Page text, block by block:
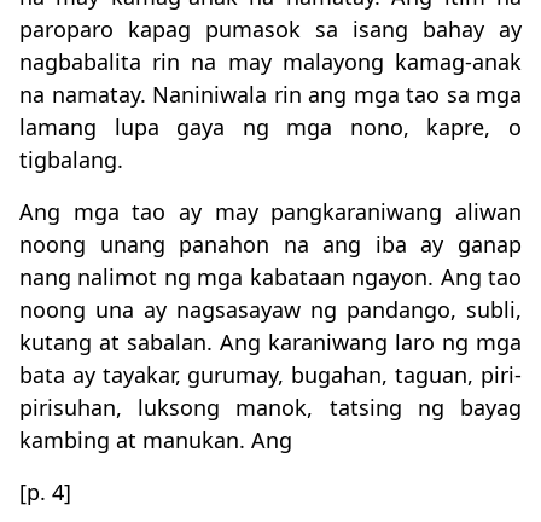
paroparo kapag pumasok sa isang bahay ay
nagbabalita rin na may malayong kamag-anak
na namatay. Naniniwala rin ang mga tao sa mga
lamang lupa gaya ng mga nono, kapre, o
tigbalang.
Ang mga tao ay may pangkaraniwang aliwan
noong unang panahon na ang iba ay ganap
nang nalimot ng mga kabataan ngayon. Ang tao
noong una ay nagsasayaw ng pandango, subli,
kutang at sabalan. Ang karaniwang laro ng mga
bata ay tayakar, gurumay, bugahan, taguan, piri-
pirisuhan, luksong manok, tatsing ng bayag
kambing at manukan. Ang
[p. 4]